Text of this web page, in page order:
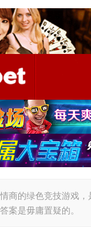
商的绿色竞技游戏
案是毋庸置疑的。